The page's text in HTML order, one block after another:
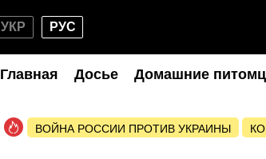
УКР РУС
Главная Досье Домашние
ВОЙНА РОССИИ ПРОТИВ УКРАИНЫ